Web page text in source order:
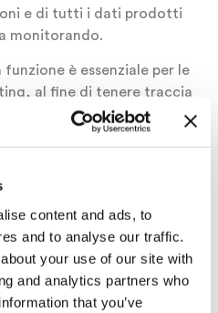
content and ads, to
and to analyse our traffic.
your use of our site with
and analytics partners who
that you’ve
e di tutti i dati prodotti
monitorando.
è essenziale per le
al fine di tenere traccia
il destinatario di una
immediatamente con
Eppure, si tratta di un
all’eventualità che
sposti sui nostri social in
e recensioni per poi
e finalizzare il tutto.